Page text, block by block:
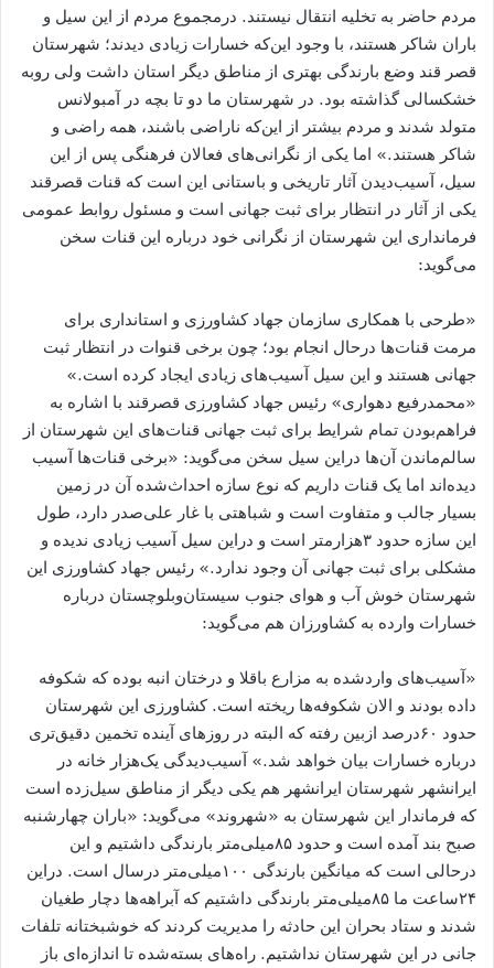
مردم حاضر به تخلیه انتقال نیستند. درمجموع مردم از این سیل و
باران شاکر هستند، با وجود این‌که خسارات زیادی دیدند؛ شهرستان
قصر قند وضع بارندگی بهتری از مناطق دیگر استان داشت ولی روبه
خشکسالی گذاشته بود. در شهرستان ما دو تا بچه در آمبولانس
متولد شدند و مردم بیشتر از این‌که ناراضی باشند، همه راضی و
شاکر هستند.» اما یکی از نگرانی‌های فعالان فرهنگی پس از این
سیل، آسیب‌دیدن آثار تاریخی و باستانی این است که قنات قصرقند
یکی از آثار در انتظار برای ثبت جهانی است و مسئول روابط عمومی
فرمانداری این شهرستان از نگرانی خود درباره این قنات سخن
می‌گوید:
«طرحی با همکاری سازمان جهاد کشاورزی و استانداری برای
مرمت قنات‌ها درحال انجام بود؛ چون برخی قنوات در انتظار ثبت
جهانی هستند و این سیل آسیب‌های زیادی ایجاد کرده است.»
«محمدرفیع دهواری» رئیس جهاد کشاورزی قصرقند با اشاره به
فراهم‌بودن تمام شرایط برای ثبت جهانی قنات‌های این شهرستان از
سالم‌ماندن آن‌ها دراین سیل سخن می‌گوید: «برخی قنات‌ها آسیب
دیده‌اند اما یک قنات داریم که نوع سازه احداث‌شده آن در زمین
بسیار جالب و متفاوت است و شباهتی با غار علی‌صدر دارد، طول
این سازه حدود ۳‌هزارمتر است و دراین سیل آسیب زیادی ندیده‌ و
مشکلی برای ثبت جهانی آن وجود ندارد.» رئیس جهاد کشاورزی این
شهرستان‌ خوش آب و هوای جنوب سیستان‌وبلوچستان درباره
خسارات وارده به کشاورزان هم می‌گوید:
«آسیب‌های واردشده به مزارع باقلا و درختان انبه بوده که شکوفه
داده بودند و الان شکوفه‌ها ریخته است. کشاورزی این شهرستان
حدود ۶۰‌درصد ازبین رفته که البته در روزهای آینده تخمین دقیق‌تری
درباره خسارات بیان خواهد شد.» آسیب‌دیدگی یک‌هزار خانه در
ایرانشهر شهرستان ایرانشهر هم یکی دیگر از مناطق سیل‌زده است
که فرماندار این شهرستان به «شهروند» می‌گوید: «باران چهارشنبه
صبح بند آمده است و حدود ۸۵میلی‌متر بارندگی داشتیم و این
درحالی است که میانگین بارندگی ۱۰۰میلی‌متر در‌سال است. دراین
۲۴ساعت ما ۸۵میلی‌متر بارندگی داشتیم که آبراهه‌ها دچار طغیان
شدند و ستاد بحران این حادثه را مدیریت کردند که خوشبختانه تلفات
جانی در این شهرستان نداشتیم. راه‌های بسته‌شده تا اندازه‌ای باز